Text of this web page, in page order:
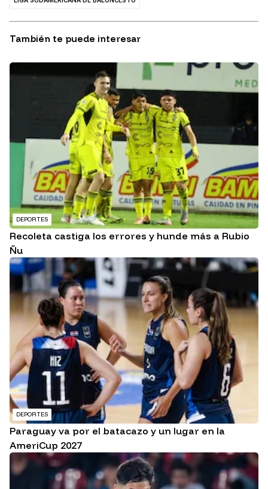
También te puede interesar
DEPORTES
Recoleta castiga los errores y hunde más a Rubio
Ñu
DEPORTES
Paraguay va por el batacazo y un lugar en la
AmeriCup 2027